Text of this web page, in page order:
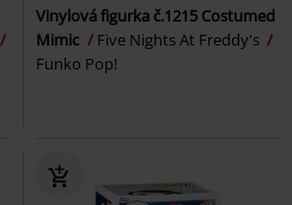
Vinylová figurka č.1215 Costumed
Mimic
Five Nights At Freddy's
Funko Pop!